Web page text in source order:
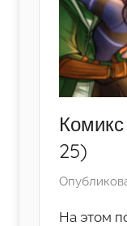
25)
На этом